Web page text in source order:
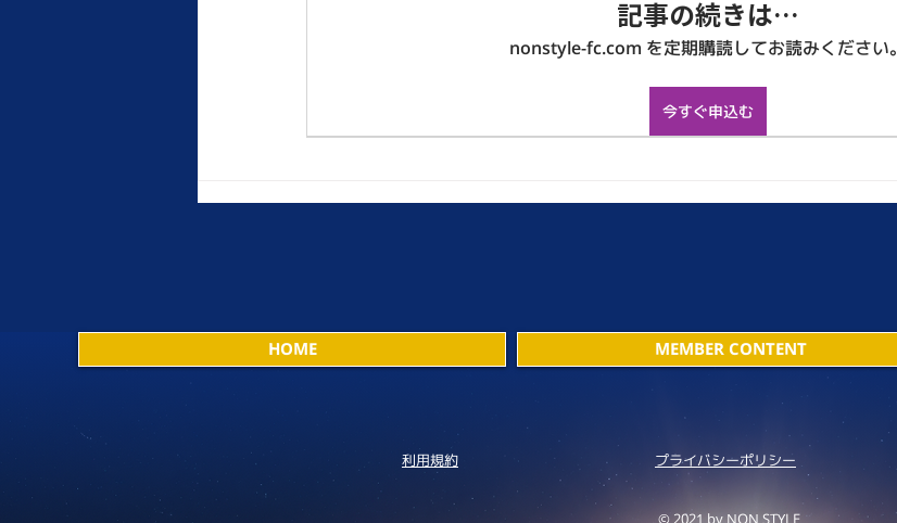
記事の続きは…
nonstyle-fc.com を定期購読してお読みください。
今すぐ申込む
HOME MEMBER CONTENT
利用規約 プライバシーポリシー
© 2021 by NON STYLE